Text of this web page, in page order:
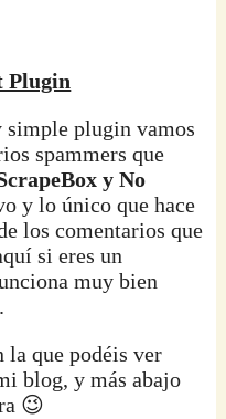
Plugin
simple plugin vamos
spammers que
y No
y lo único que hace
los comentarios que
si eres un
muy bien
la que podéis ver
blog, y más abajo
😉